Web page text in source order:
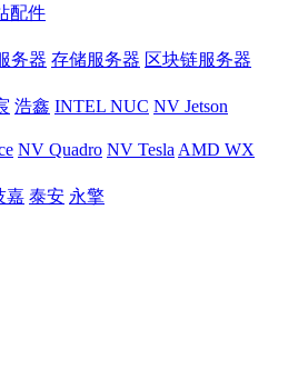
配件
务器 存储服务器 区块链服务器
浩鑫 INTEL NUC NV Jetson
NV Quadro NV Tesla AMD WX
嘉 泰安 永擎